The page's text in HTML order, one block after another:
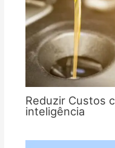
Reduzir Custos
inteligência